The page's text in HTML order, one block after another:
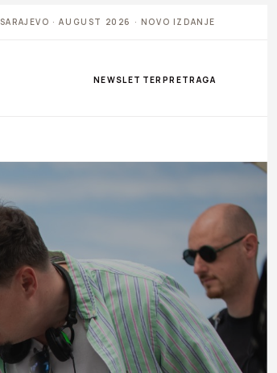
SARAJEVO · AUGUST 2026 · NOVO IZDANJE
NEWSLETTER PRETRAGA